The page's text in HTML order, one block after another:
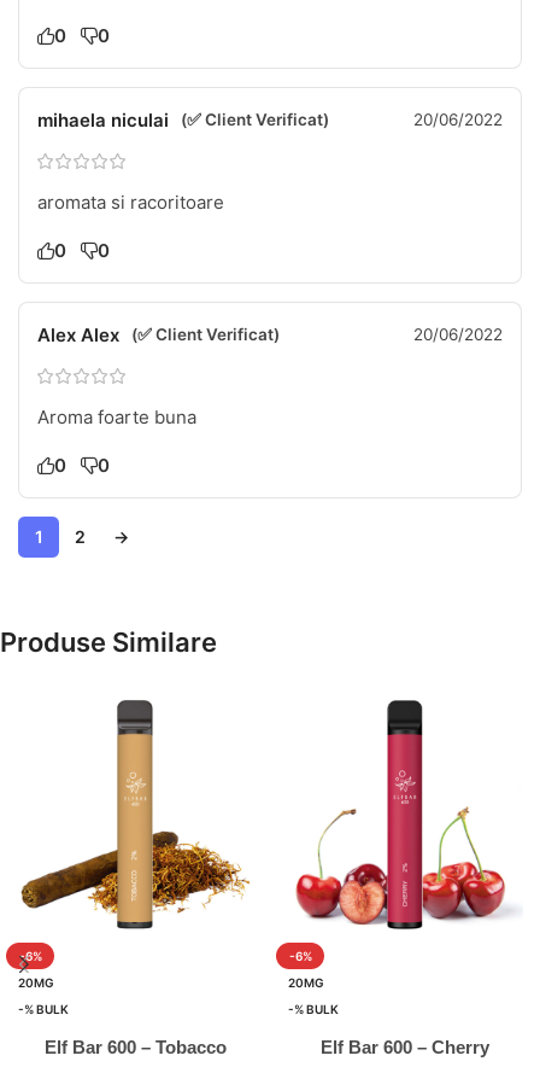
0 0
mihaela niculai (✅ Client Verificat) 20/06/2022
aromata si racoritoare
0 0
Alex Alex (✅ Client Verificat) 20/06/2022
Aroma foarte buna
0 0
1 2 →
Produse Similare
-6%
20MG
-% BULK
Elf Bar 600 – Tobacco
-6%
20MG
-% BULK
Elf Bar 600 – Cherry